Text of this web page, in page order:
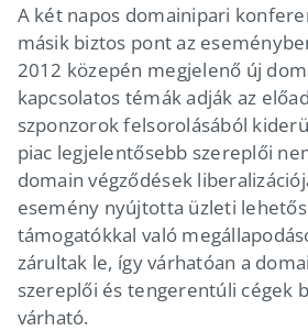
A két napos domainipari
másik biztos pont az
2012 közepén megjelenő új
kapcsolatos témák adják az
szponzorok felsorolásából
piac legjelentősebb szereplői
domain végződések
esemény nyújtotta üzleti
támogatókkal való
zárultak le, így várhatóan a
szereplői és tengerentúli cégek
várható.